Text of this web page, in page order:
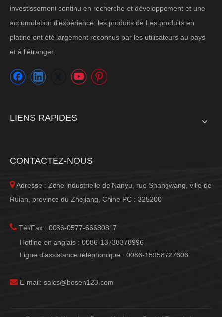
investissement continu en recherche et développement et une
accumulation d'expérience, les produits de Les produits en
platine ont été largement reconnus par les utilisateurs au pays
et à l'étranger.
LIENS RAPIDES
CONTACTEZ-NOUS
Adresse : Zone industrielle de Nanyu, rue Shangwang, ville de
Ruian, province du Zhejiang, Chine PC : 325200
 Tél/Fax : 0086-0577-66680817
Hotline en anglais : 0086-13738378996
Ligne d'assistance téléphonique : 0086-15958727606
 E-mail: sales@bosen123.com